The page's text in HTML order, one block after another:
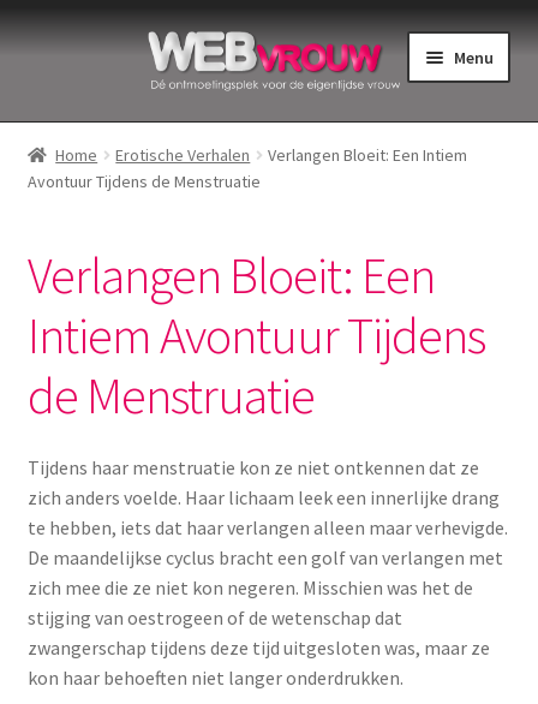
Ga
Ga
Menu
Home
Bekkenbodemspieren
Menstruatiedisks
Menstruatiecups
Menstruatiepijn
Menstruatiesponsjes
Seksualiteit
Home Erotische Verhalen
Verlangen Bloeit: Een Intiem
Avontuur Tijdens de Menstruatie
Verlangen Bloeit: Een
Intiem Avontuur Tijdens
de Menstruatie
Tijdens haar menstruatie kon ze niet ontkennen dat ze
zich anders voelde. Haar lichaam leek een innerlijke drang
te hebben, iets dat haar verlangen alleen maar verhevigde.
De maandelijkse cyclus bracht een golf van verlangen met
zich mee die ze niet kon negeren. Misschien was het de
stijging van oestrogeen of de wetenschap dat
zwangerschap tijdens deze tijd uitgesloten was, maar ze
kon haar behoeften niet langer onderdrukken.